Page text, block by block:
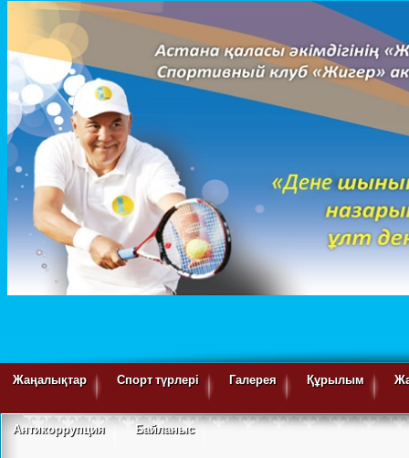
Жаңалықтар Спорт түрлері Галерея Құрылым
Антикоррупция Байланыс
Альпинизм